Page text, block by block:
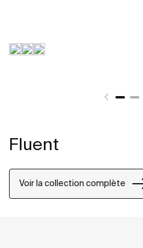
Fluent
Voir la collection complète